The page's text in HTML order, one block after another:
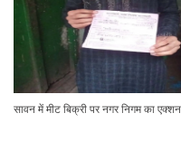
सावन में मीट बिक्री पर नगर निगम का